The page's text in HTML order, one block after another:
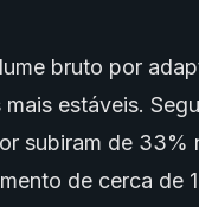
bruto por
estáveis.
subiram de 33%
de cerca de